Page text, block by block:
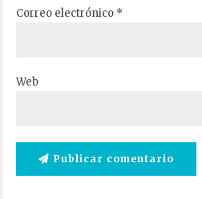
Correo electrónico *
Web
Publicar comentario